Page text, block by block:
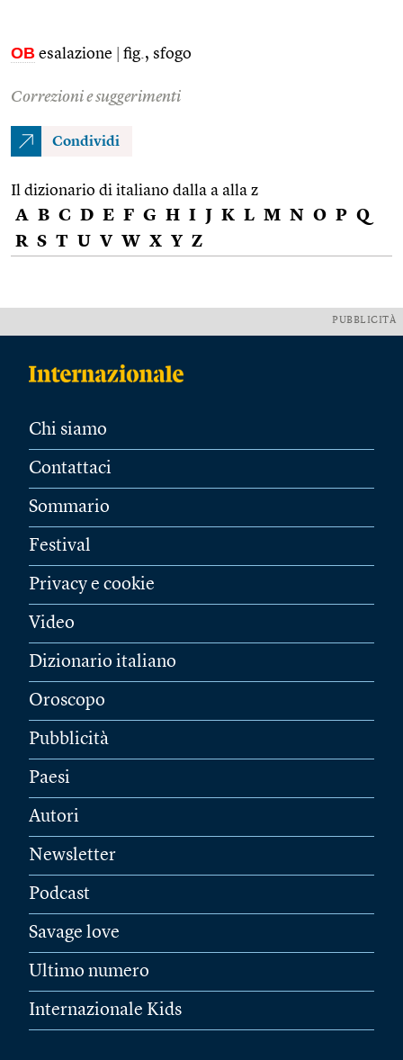
OB esalazione fig., sfogo
Correzioni e suggerimenti
Condividi
Il dizionario di italiano dalla a alla z
A B C D E F G H I J K L M N O P Q
R S T U V W X Y Z
PUBBLICITÀ
Chi siamo
Contattaci
Sommario
Festival
Privacy e cookie
Video
Dizionario italiano
Oroscopo
Pubblicità
Paesi
Autori
Newsletter
Podcast
Savage love
Ultimo numero
Internazionale Kids